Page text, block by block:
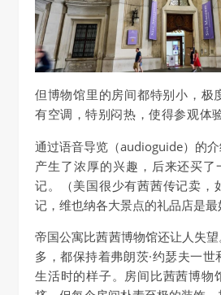
但博物馆里的房间都特别小，极
有空调，特别闷热，使得参观体
通过语音导览（audioguide）的
产生了浓厚的兴趣，后来还买
记。（美国很少有茜茜传记卖，
记，维也纳各大景点的礼品店是最
帝国公寓比茜茜博物馆还让人失
多，都保持着弗朗茨·约瑟夫一
生活时的样子。房间比茜茜博物